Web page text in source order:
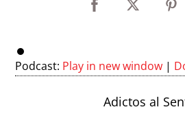
Podcast: Play in new window |
Adictos al